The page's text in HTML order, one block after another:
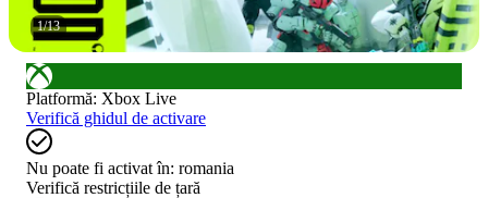
1/13
Platformă: Xbox Live
Verifică ghidul de activare
Nu poate fi activat în: romania
Verifică restricțiile de țară